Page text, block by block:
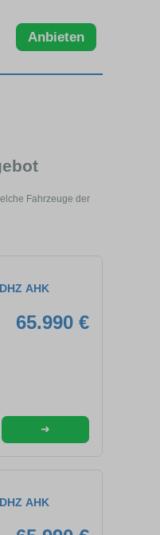
Anbieten
Fahrzeuge der
AHK
65.990 €
➜
AHK